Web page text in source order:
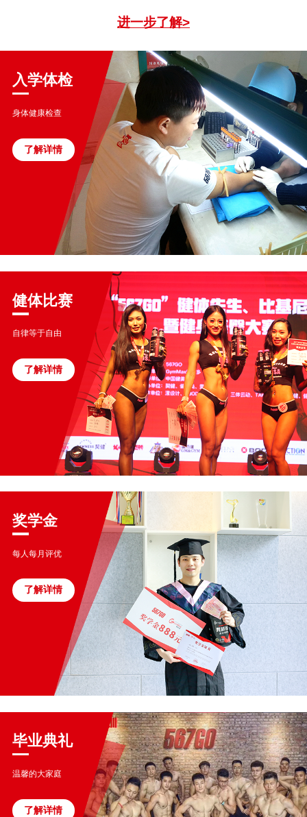
进一步了解>
入学体检
身体健康检查
了解详情
健体比赛
自律等于自由
了解详情
奖学金
每人每月评优
了解详情
毕业典礼
温馨的大家庭
了解详情